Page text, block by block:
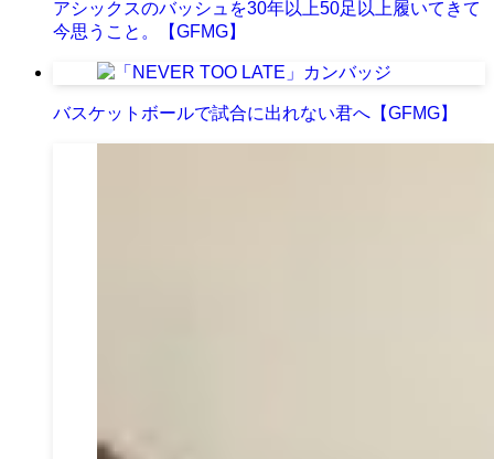
アシックスのバッシュを30年以上50足以上履いてきて
今思うこと。【GFMG】
バスケットボールで試合に出れない君へ【GFMG】